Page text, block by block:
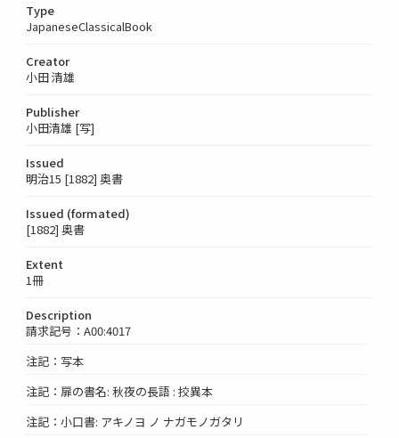
Type
JapaneseClassicalBook
Creator
小田 清雄
Publisher
小田清雄 [写]
Issued
明治15 [1882] 奥書
Issued (formated)
[1882] 奥書
Extent
1冊
Description
請求記号：A00:4017
注記：写本
注記：扉の書名: 秋夜の長語 : 挍異本
注記：小口書: アキノヨ ノ ナガモノガタリ